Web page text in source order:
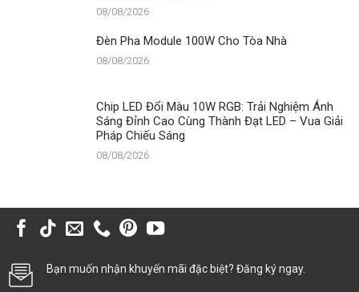
08/08/2026
Đèn Pha Module 100W Cho Tòa Nhà
08/08/2026
Chip LED Đổi Màu 10W RGB: Trải Nghiệm Ánh
Sáng Đỉnh Cao Cùng Thành Đạt LED – Vua Giải
Pháp Chiếu Sáng
08/08/2026
Bạn muốn nhận khuyến mãi đặc biệt? Đăng ký ngay.